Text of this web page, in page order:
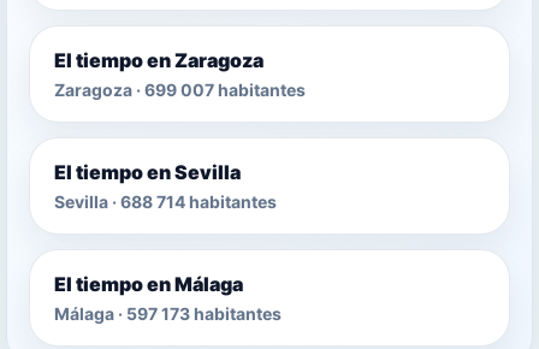
El tiempo en Zaragoza
Zaragoza · 699 007 habitantes
El tiempo en Sevilla
Sevilla · 688 714 habitantes
El tiempo en Málaga
Málaga · 597 173 habitantes